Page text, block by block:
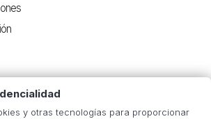
y otras tecnologías para proporcionar